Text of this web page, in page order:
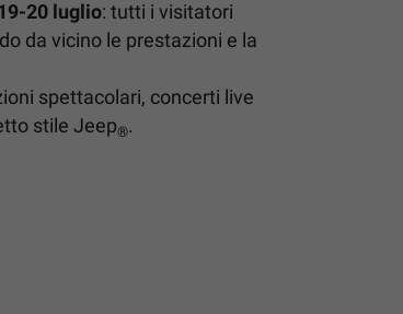
20 luglio: tutti i visitatori
da vicino le prestazioni e la
spettacolari, concerti live
stile Jeep®.